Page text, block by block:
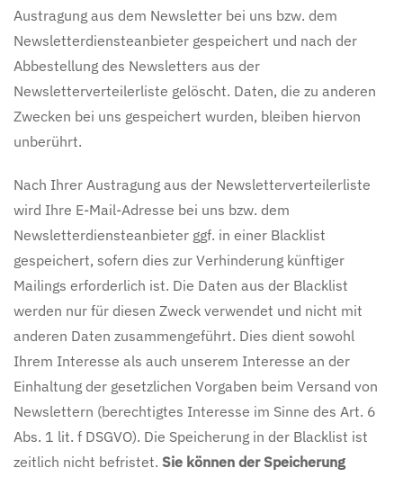
Austragung aus dem Newsletter bei uns bzw. dem
Newsletterdiensteanbieter gespeichert und nach der
Abbestellung des Newsletters aus der
Newsletterverteilerliste gelöscht. Daten, die zu anderen
Zwecken bei uns gespeichert wurden, bleiben hiervon
unberührt.
Nach Ihrer Austragung aus der Newsletterverteilerliste
wird Ihre E-Mail-Adresse bei uns bzw. dem
Newsletterdiensteanbieter ggf. in einer Blacklist
gespeichert, sofern dies zur Verhinderung künftiger
Mailings erforderlich ist. Die Daten aus der Blacklist
werden nur für diesen Zweck verwendet und nicht mit
anderen Daten zusammengeführt. Dies dient sowohl
Ihrem Interesse als auch unserem Interesse an der
Einhaltung der gesetzlichen Vorgaben beim Versand von
Newslettern (berechtigtes Interesse im Sinne des Art. 6
Abs. 1 lit. f DSGVO). Die Speicherung in der Blacklist ist
zeitlich nicht befristet. Sie können der Speicherung